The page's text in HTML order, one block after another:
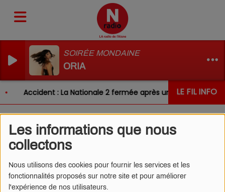
Les informations que nous
collectons
Nous utilisons des cookies pour fournir les services et les
fonctionnalités proposés sur notre site et pour améliorer
l'expérience de nos utilisateurs.
SOIRÉE MONDAINE
ORIA
LE FIL INFO
Accident : La Nationale 2 fermée après un choc entre
L'ŒIL DE CÉDRIC 06/05/2024